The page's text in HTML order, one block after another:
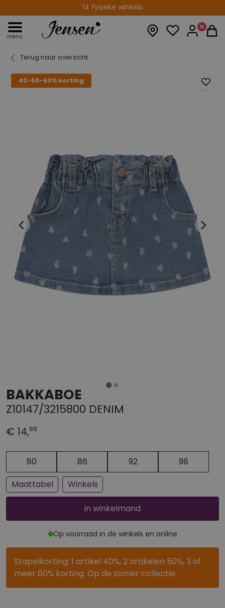
14 fysieke winkels
menu
Terug naar overzicht
40-50-60% korting
BAKKABOE
Z10147/3215800 DENIM
€ 14,99
Een paar stuks op voorraad
Bijna uitverkocht
80 86 92
98
Maattabel
Winkels
in winkelmand
Op voorraad in de winkels en online
Stapelkorting: 1 artikel 40%, 2 artikelen 50%, 3 of
meer 60% korting. Op de zomer collectie.